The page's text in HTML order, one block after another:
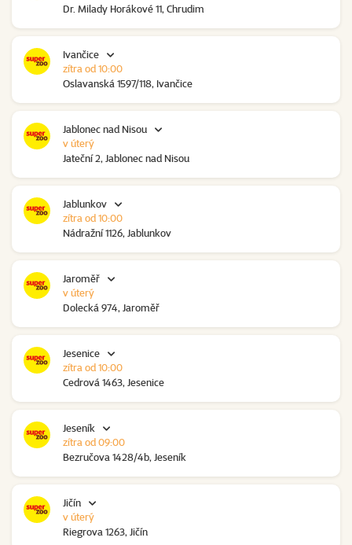
Dr. Milady Horákové 11, Chrudim
Ivančice
Oslavanská 1597/118, Ivančice
zítra od 10:00
Jablonec nad Nisou
Jateční 2, Jablonec nad Nisou
v úterý
Jablunkov
Nádražní 1126, Jablunkov
zítra od 10:00
Jaroměř
Dolecká 974, Jaroměř
v úterý
Jesenice
Cedrová 1463, Jesenice
zítra od 10:00
Jeseník
Bezručova 1428/4b, Jeseník
zítra od 09:00
Jičín
Riegrova 1263, Jičín
v úterý